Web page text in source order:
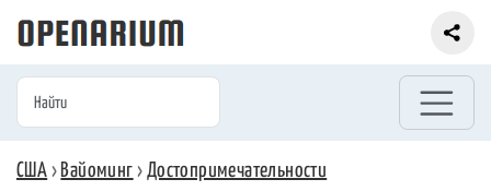
США › Вайоминг › Достопримечательности